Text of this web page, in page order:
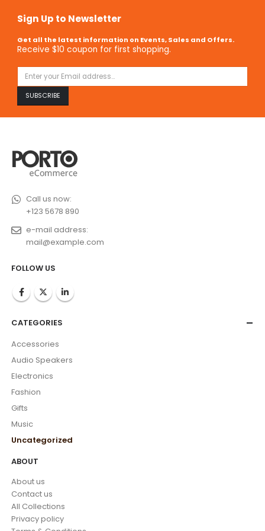
Sign Up to Newsletter
Get all the latest information on Events, Sales and Offers.
Receive $10 coupon for first shopping.
Call us now:
+123 5678 890
e-mail address:
mail@example.com
FOLLOW US
CATEGORIES
Accessories
Audio Speakers
Electronics
Fashion
Gifts
Music
Uncategorized
ABOUT
About us
Contact us
All Collections
Privacy policy